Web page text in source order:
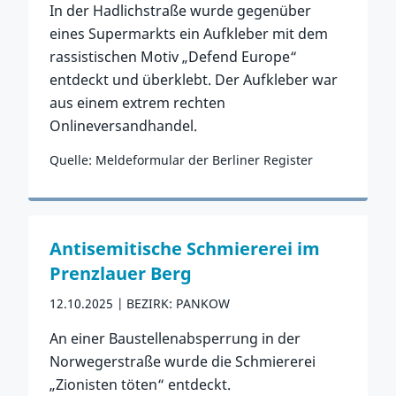
In der Hadlichstraße wurde gegenüber
eines Supermarkts ein Aufkleber mit dem
rassistischen Motiv „Defend Europe“
entdeckt und überklebt. Der Aufkleber war
aus einem extrem rechten
Onlineversandhandel.
Quelle: Meldeformular der Berliner Register
Zum Vorfall
Antisemitische Schmiererei im
Prenzlauer Berg
12.10.2025 BEZIRK: PANKOW
An einer Baustellenabsperrung in der
Norwegerstraße wurde die Schmiererei
„Zionisten töten“ entdeckt.